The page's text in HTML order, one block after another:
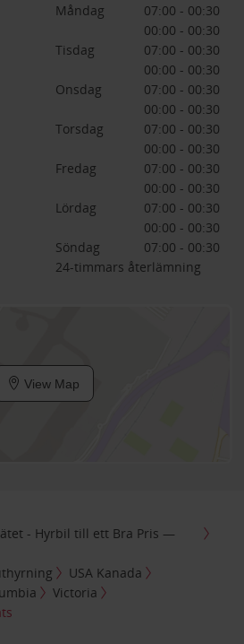
Måndag
07:00 - 00:30
00:00 - 00:30
Tisdag
07:00 - 00:30
00:00 - 00:30
Onsdag
07:00 - 00:30
00:00 - 00:30
Torsdag
07:00 - 00:30
00:00 - 00:30
Fredag
07:00 - 00:30
00:00 - 00:30
Lördag
07:00 - 00:30
00:00 - 00:30
Söndag
07:00 - 00:30
24-timmars återlämning
View Map
- Hyrbil till ett Bra Pris —
USA Kanada
Victoria